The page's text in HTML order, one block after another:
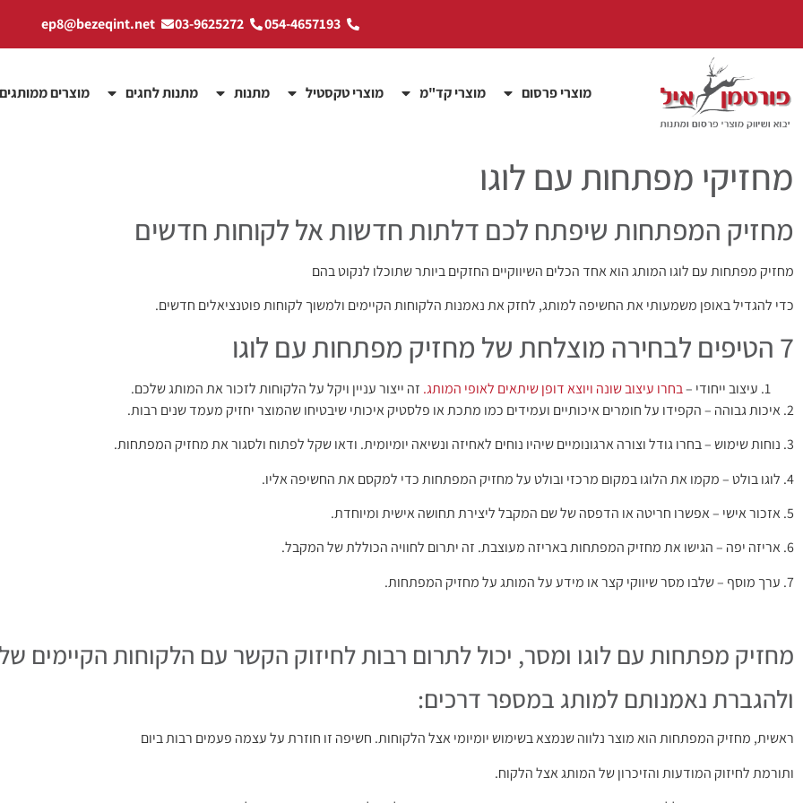
054-4657193
03-9625272
ep8@bezeqint.net
מוצרי פרסום מוצרי קד"מ מוצרי טקסטיל מתנות מתנות לחגים מוצרים
מחזיקי מפתחות עם לוגו
מחזיק המפתחות שיפתח לכם דלתות חדשות אל לקוחות חדשים
מחזיק מפתחות עם לוגו המותג הוא אחד הכלים השיווקיים החזקים ביותר שתוכלו לנקוט בהם
כדי להגדיל באופן משמעותי את החשיפה למותג, לחזק את נאמנות הלקוחות הקיימים ולמשוך לקוחות פוטנציאלים חדשים.
7 הטיפים לבחירה מוצלחת של מחזיק מפתחות עם לוגו
עיצוב ייחודי –בחרו עיצוב שונה ויוצא דופן שיתאים לאופי המותג. זה ייצור עניין ויקל על הלקוחות לזכור את המותג שלכם.
2. איכות גבוהה – הקפידו על חומרים איכותיים ועמידים כמו מתכת או פלסטיק איכותי שיבטיחו שהמוצר יחזיק מעמד שנים רבות.
3. נוחות שימוש – בחרו גודל וצורה ארגונומיים שיהיו נוחים לאחיזה ונשיאה יומיומית. ודאו שקל לפתוח ולסגור את מחזיק המפתחות.
4. לוגו בולט – מקמו את הלוגו במקום מרכזי ובולט על מחזיק המפתחות כדי למקסם את החשיפה אליו.
5. אזכור אישי – אפשרו חריטה או הדפסה של שם המקבל ליצירת תחושה אישית ומיוחדת.
6. אריזה יפה – הגישו את מחזיק המפתחות באריזה מעוצבת. זה יתרום לחוויה הכוללת של המקבל.
7. ערך מוסף – שלבו מסר שיווקי קצר או מידע על המותג על מחזיק המפתחות.
מחזיק מפתחות עם לוגו ומסר, יכול לתרום רבות לחיזוק הקשר עם הלקוחות הקיימים
ולהגברת נאמנותם למותג במספר דרכים:
ראשית, מחזיק המפתחות הוא מוצר נלווה שנמצא בשימוש יומיומי אצל הלקוחות. חשיפה זו חוזרת על עצמה פעמים רבות ביום
ותורמת לחיזוק המודעות והזיכרון של המותג אצל הלקוח.